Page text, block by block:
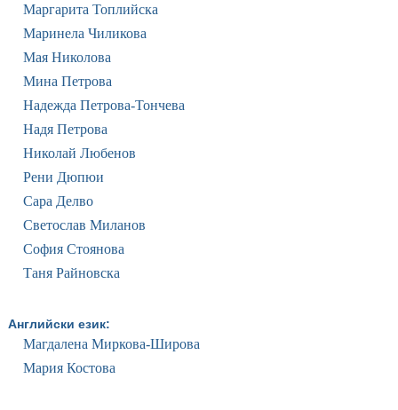
Маргарита Топлийска
Маринела Чиликова
Мая Николова
Мина Петрова
Надежда Петрова-Тончева
Надя Петрова
Николай Любенов
Рени Дюпюи
Сара Делво
Светослав Миланов
София Стоянова
Таня Райновска
Английски език:
Магдалена Миркова-Широва
Мария Костова